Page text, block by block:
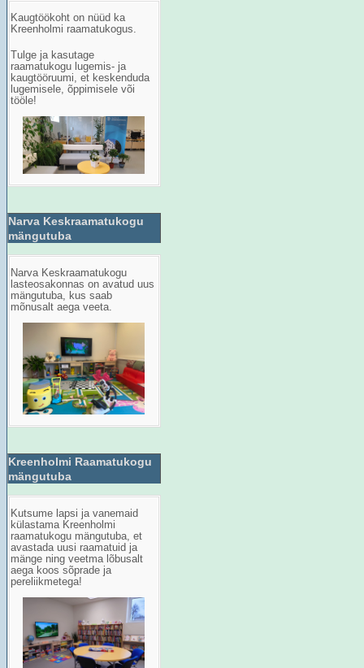
Kaugtöökoht on nüüd ka
Kreenholmi raamatukogus.
Tulge ja kasutage
raamatukogu lugemis- ja
kaugtööruumi, et keskenduda
lugemisele, õppimisele või
tööle!
Narva Keskraamatukogu
mängutuba
Narva Keskraamatukogu
lasteosakonnas on avatud uus
mängutuba, kus saab
mõnusalt aega veeta.
Kreenholmi Raamatukogu
mängutuba
Kutsume lapsi ja vanemaid
külastama Kreenholmi
raamatukogu mängutuba, et
avastada uusi raamatuid ja
mänge ning veetma lõbusalt
aega koos sõprade ja
pereliikmetega!